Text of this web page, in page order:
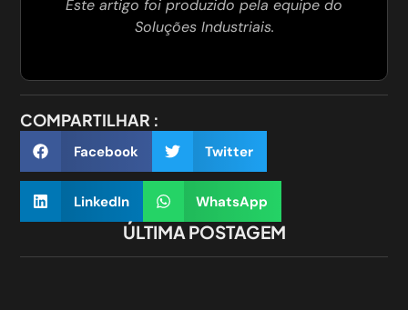
Este artigo foi produzido pela equipe do
Soluções Industriais.
COMPARTILHAR :
Facebook Twitter
LinkedIn WhatsApp
ÚLTIMA POSTAGEM